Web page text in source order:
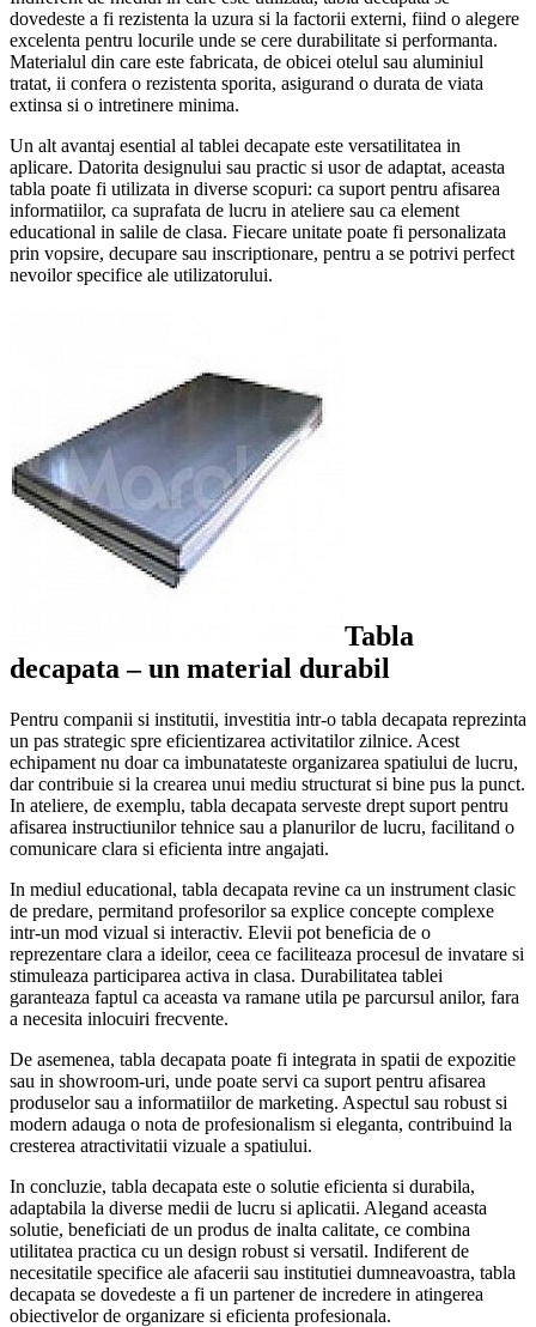
dovedeste a fi rezistenta la uzura si la factorii externi, fiind o alegere
excelenta pentru locurile unde se cere durabilitate si performanta.
Materialul din care este fabricata, de obicei otelul sau aluminiul
tratat, ii confera o rezistenta sporita, asigurand o durata de viata
extinsa si o intretinere minima.
Un alt avantaj esential al tablei decapate este versatilitatea in
aplicare. Datorita designului sau practic si usor de adaptat, aceasta
tabla poate fi utilizata in diverse scopuri: ca suport pentru afisarea
informatiilor, ca suprafata de lucru in ateliere sau ca element
educational in salile de clasa. Fiecare unitate poate fi personalizata
prin vopsire, decupare sau inscriptionare, pentru a se potrivi perfect
nevoilor specifice ale utilizatorului.
Tabla
decapata – un material durabil
Pentru companii si institutii, investitia intr-o tabla decapata reprezinta
un pas strategic spre eficientizarea activitatilor zilnice. Acest
echipament nu doar ca imbunatateste organizarea spatiului de lucru,
dar contribuie si la crearea unui mediu structurat si bine pus la punct.
In ateliere, de exemplu, tabla decapata serveste drept suport pentru
afisarea instructiunilor tehnice sau a planurilor de lucru, facilitand o
comunicare clara si eficienta intre angajati.
In mediul educational, tabla decapata revine ca un instrument clasic
de predare, permitand profesorilor sa explice concepte complexe
intr-un mod vizual si interactiv. Elevii pot beneficia de o
reprezentare clara a ideilor, ceea ce faciliteaza procesul de invatare si
stimuleaza participarea activa in clasa. Durabilitatea tablei
garanteaza faptul ca aceasta va ramane utila pe parcursul anilor, fara
a necesita inlocuiri frecvente.
De asemenea, tabla decapata poate fi integrata in spatii de expozitie
sau in showroom-uri, unde poate servi ca suport pentru afisarea
produselor sau a informatiilor de marketing. Aspectul sau robust si
modern adauga o nota de profesionalism si eleganta, contribuind la
cresterea atractivitatii vizuale a spatiului.
In concluzie, tabla decapata este o solutie eficienta si durabila,
adaptabila la diverse medii de lucru si aplicatii. Alegand aceasta
solutie, beneficiati de un produs de inalta calitate, ce combina
utilitatea practica cu un design robust si versatil. Indiferent de
necesitatile specifice ale afacerii sau institutiei dumneavoastra, tabla
decapata se dovedeste a fi un partener de incredere in atingerea
obiectivelor de organizare si eficienta profesionala.